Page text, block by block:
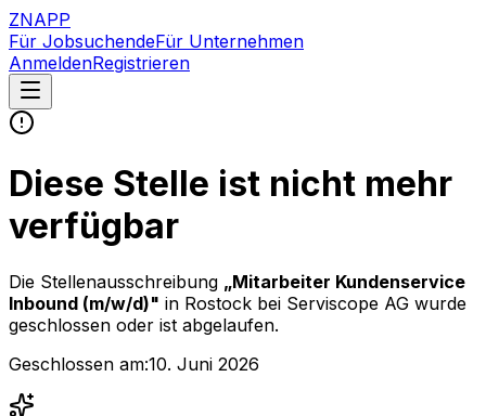
ZNAPP
Für JobsuchendeFür Unternehmen
AnmeldenRegistrieren
Diese Stelle ist nicht mehr
verfügbar
Die Stellenausschreibung „Mitarbeiter Kundenservice
Inbound (m/w/d)" in Rostock bei Serviscope AG wurde
geschlossen oder ist abgelaufen.
Geschlossen am:10. Juni 2026